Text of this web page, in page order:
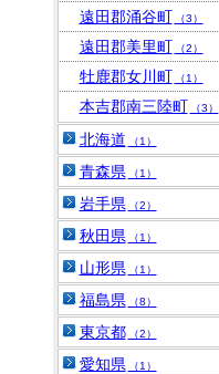
遠田郡涌谷町 （3）
遠田郡美里町 （2）
牡鹿郡女川町 （1）
本吉郡南三陸町 （3）
北海道 （1）
青森県 （1）
岩手県 （2）
秋田県 （1）
山形県 （1）
福島県 （8）
東京都 （2）
愛知県 （1）